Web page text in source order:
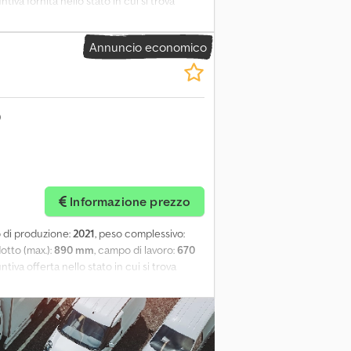
Annuncio economico
Informazione prezzo
di produzione:2021, peso complessivo:
(max.):890 mm, campo di lavoro:670
offerta nello stato in cui si trova